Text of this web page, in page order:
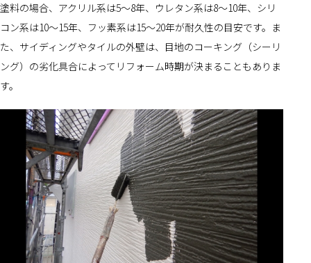
塗料の場合、アクリル系は5～8年、ウレタン系は8～10年、シリ
コン系は10～15年、フッ素系は15～20年が耐久性の目安です。ま
た、サイディングやタイルの外壁は、目地のコーキング（シーリ
ング）の劣化具合によってリフォーム時期が決まることもありま
す。